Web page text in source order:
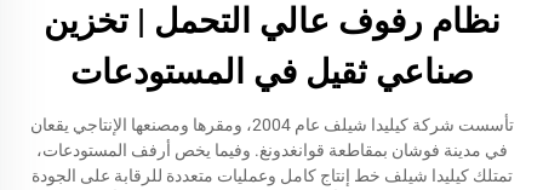
نظام رفوف عالي التحمل | تخزين
صناعي ثقيل في المستودعات
تأسست شركة كيليدا شيلف عام 2004، ومقرها ومصنعها الإنتاجي يقعان
في مدينة فوشان بمقاطعة قوانغدونغ. وفيما يخص أرفف المستودعات،
تمتلك كيليدا شيلف خط إنتاج كامل وعمليات متعددة للرقابة على الجودة